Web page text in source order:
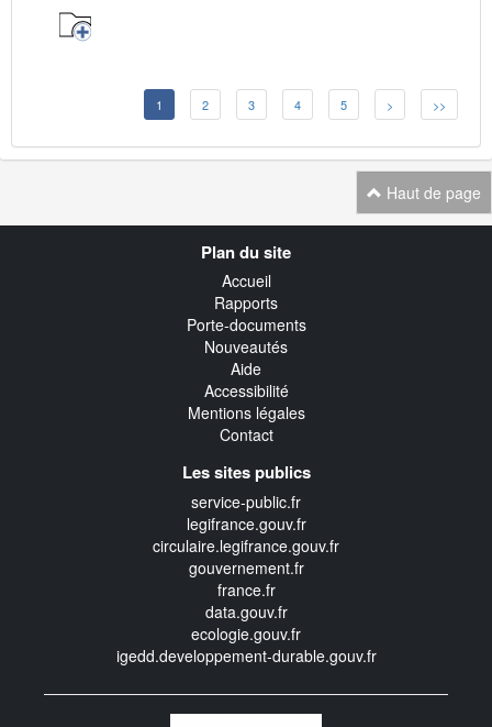
1 2 3 4 5 > >>
Haut de page
Plan du site
Accueil
Rapports
Porte-documents
Nouveautés
Aide
Accessibilité
Mentions légales
Contact
Les sites publics
service-public.fr
legifrance.gouv.fr
circulaire.legifrance.gouv.fr
gouvernement.fr
france.fr
data.gouv.fr
ecologie.gouv.fr
igedd.developpement-durable.gouv.fr